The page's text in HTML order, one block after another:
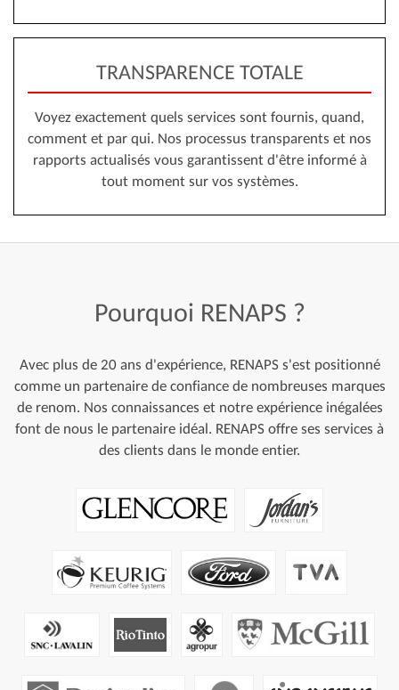
TRANSPARENCE TOTALE
Voyez exactement quels services sont fournis, quand,
comment et par qui. Nos processus transparents et nos
rapports actualisés vous garantissent d'être informé à
tout moment sur vos systèmes.
Pourquoi RENAPS ?
Avec plus de 20 ans d'expérience, RENAPS s'est positionné
comme un partenaire de confiance de nombreuses marques
de renom. Nos connaissances et notre expérience inégalées
font de nous le partenaire idéal. RENAPS offre ses services à
des clients dans le monde entier.